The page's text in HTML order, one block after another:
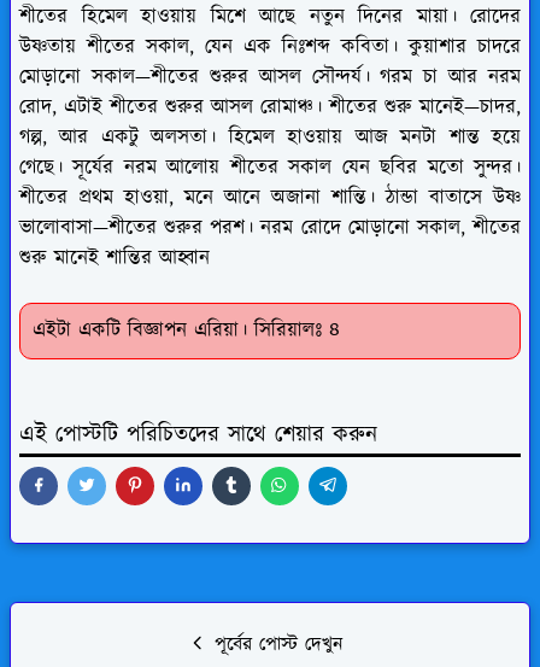
শীতের হিমেল হাওয়ায় মিশে আছে নতুন দিনের মায়া। রোদের
উষ্ণতায় শীতের সকাল, যেন এক নিঃশব্দ কবিতা। কুয়াশার চাদরে
মোড়ানো সকাল—শীতের শুরুর আসল সৌন্দর্য। গরম চা আর নরম
রোদ, এটাই শীতের শুরুর আসল রোমাঞ্চ। শীতের শুরু মানেই—চাদর,
গল্প, আর একটু অলসতা। হিমেল হাওয়ায় আজ মনটা শান্ত হয়ে
গেছে। সূর্যের নরম আলোয় শীতের সকাল যেন ছবির মতো সুন্দর।
শীতের প্রথম হাওয়া, মনে আনে অজানা শান্তি। ঠান্ডা বাতাসে উষ্ণ
ভালোবাসা—শীতের শুরুর পরশ। নরম রোদে মোড়ানো সকাল, শীতের
শুরু মানেই শান্তির আহ্বান
এইটা একটি বিজ্ঞাপন এরিয়া। সিরিয়ালঃ ৪
এই পোস্টটি পরিচিতদের সাথে শেয়ার করুন
পূর্বের পোস্ট দেখুন